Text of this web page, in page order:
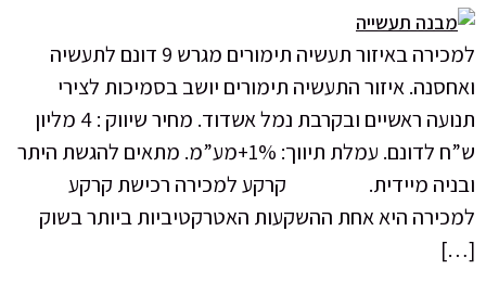
למכירה באיזור תעשיה תימורים מגרש 9 דונם לתעשיה
ואחסנה. איזור התעשיה תימורים יושב בסמיכות לצירי
תנועה ראשיים ובקרבת נמל אשדוד. מחיר שיווק : 4 מליון
ש”ח לדונם. עמלת תיווך: 1%+מע”מ. מתאים להגשת היתר
ובניה מיידית. קרקע למכירה רכישת קרקע
למכירה היא אחת ההשקעות האטרקטיביות ביותר בשוק
[…]